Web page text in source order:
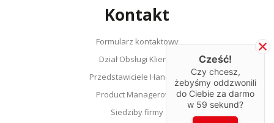
Kontakt
Formularz kontaktowy
Dział Obsługi Klienta
Przedstawiciele Handlowi
Product Managerowie
Siedziby firmy
Cześć!
Czy chcesz,
żebyśmy oddzwonili
do Ciebie za darmo
w 59 sekund?